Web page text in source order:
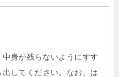
身が残らないようにすす
してください。なお、は